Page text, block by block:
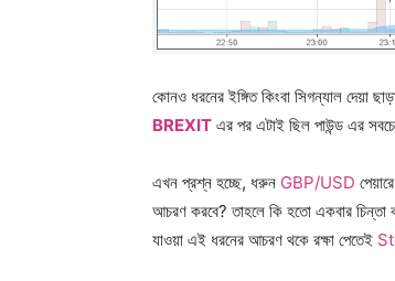
কোনও ধরনের ইঙ্গিত কিংবা সিগন্যাল দেয়া
BREXIT এর পর এটাই ছিল পাউন্ড এর
এখন প্রশ্ন হচ্ছে, ধরুন GBP/USD
আচরণ করবে? তাহলে কি হতো একবার চিন্তা
যাওয়া এই ধরনের আচরণ থকে রক্ষা পেতেই